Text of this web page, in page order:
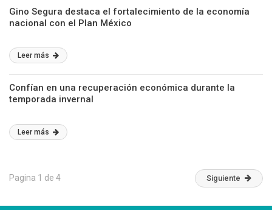
Gino Segura destaca el fortalecimiento de la economía
nacional con el Plan México
Leer más
Confían en una recuperación económica durante la
temporada invernal
Leer más
Pagina 1 de 4 Siguiente